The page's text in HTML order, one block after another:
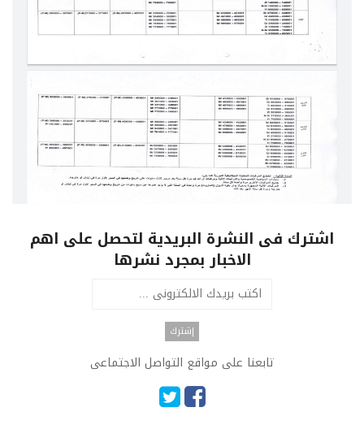
اشترك فى النشرة البريدية لتحصل على اهم
الاخبار بمجرد نشرها
تابعنا على مواقع التواصل الاجتماعى